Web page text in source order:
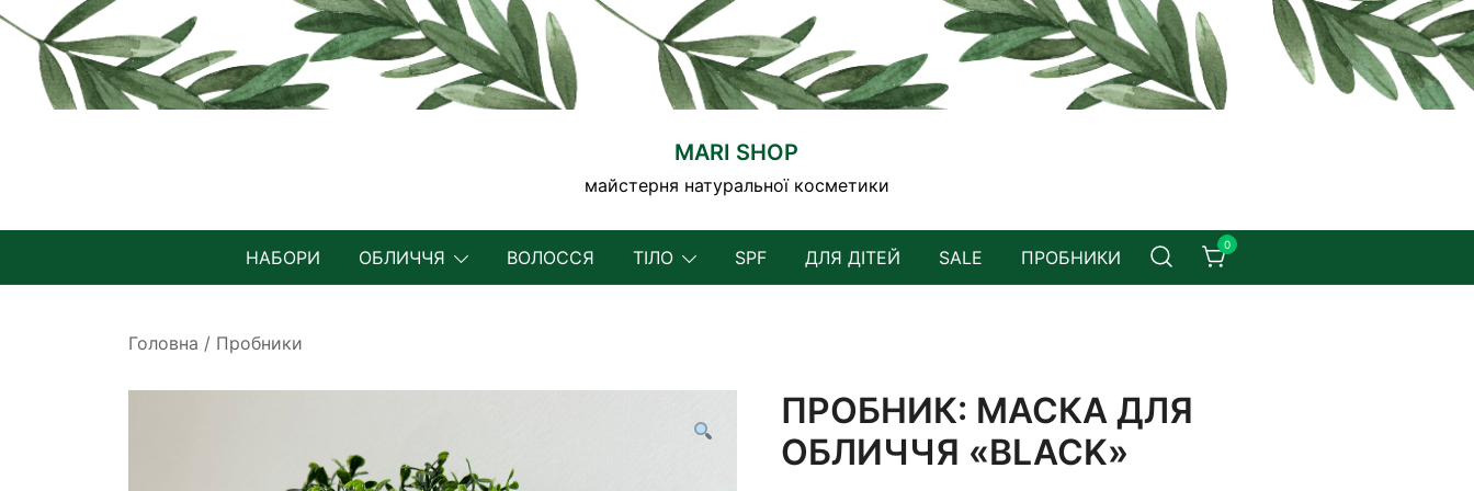
Перейти
вмісту
MARI SHOP
майстерня натуральної косметики
НАБОРИ ОБЛИЧЧЯ ВОЛОССЯ ТІЛО SPF ДЛЯ ДІТЕЙ SALE ПРОБНИКИ
0
Головна / Пробники
ПРОБНИК: МАСКА ДЛЯ
ОБЛИЧЧЯ «BLACK»